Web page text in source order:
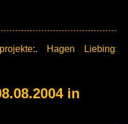
:.
Hagen Liebing:
in